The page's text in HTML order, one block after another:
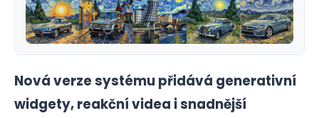
Nová verze systému přidává generativní
widgety, reakční videa i snadnější